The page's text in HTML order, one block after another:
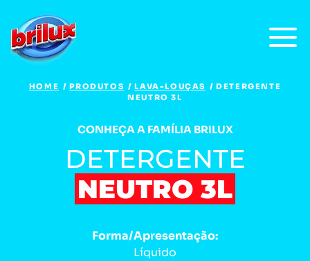
HOME PRODUTOS LAVA-LOUÇAS
DETERGENTE
NEUTRO 3L
CONHEÇA A FAMÍLIA BRILUX
DETERGENTE
NEUTRO 3L
Forma/Apresentação:
Líquido